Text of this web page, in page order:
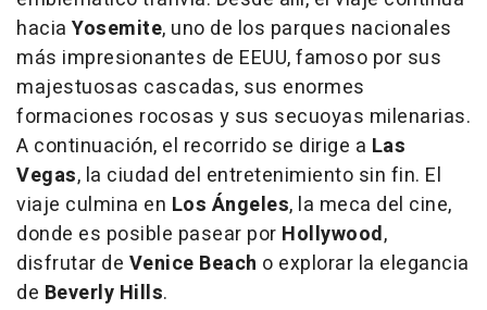
hacia Yosemite, uno de los parques nacionales
más impresionantes de EEUU, famoso por sus
majestuosas cascadas, sus enormes
formaciones rocosas y sus secuoyas milenarias.
A continuación, el recorrido se dirige a Las
Vegas, la ciudad del entretenimiento sin fin. El
viaje culmina en Los Ángeles, la meca del cine,
donde es posible pasear por Hollywood,
disfrutar de Venice Beach o explorar la elegancia
de Beverly Hills.